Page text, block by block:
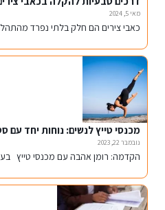
מאי 5, 2024
כאבי צירים הם חלק בלתי נפרד
מכנסי טייץ לנשים: נוחות יחד עם
נובמבר 22, 2023
הקדמה: רומן אהבה עם מכנסי טייץ